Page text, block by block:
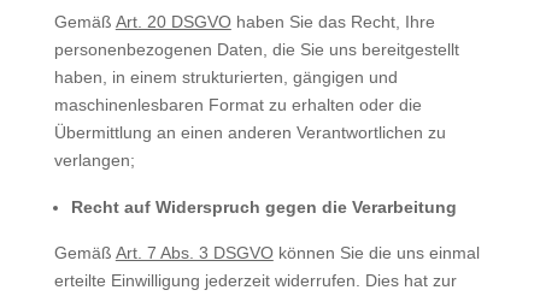
Gemäß Art. 20 DSGVOhaben Sie das Recht, Ihre
personenbezogenen Daten, die Sie uns bereitgestellt
haben, in einem strukturierten, gängigen und
maschinenlesbaren Format zu erhalten oder die
Übermittlung an einen anderen Verantwortlichen zu
verlangen;
Recht auf Widerspruch gegen die Verarbeitung
Gemäß Art. 7 Abs. 3 DSGVOkönnen Sie die uns einmal
erteilte Einwilligung jederzeit widerrufen. Dies hat zur